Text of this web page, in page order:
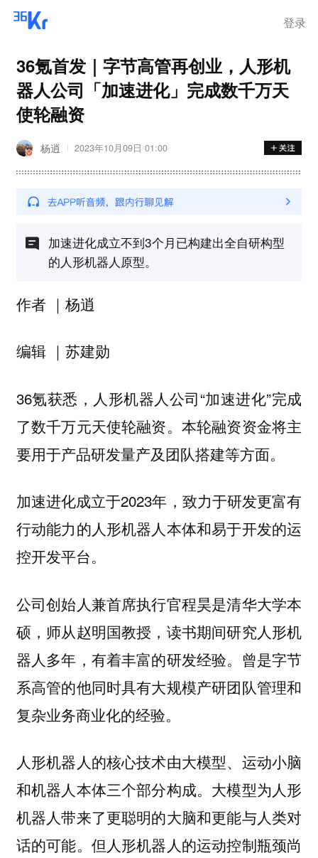
登录
36氪首发｜字节高管再创业，人形机
器人公司「加速进化」完成数千万天
使轮融资
杨逍 2023年10月09日 01:00
加速进化成立不到3个月已构建出全自研构型
的人形机器人原型。
作者 ｜杨逍
编辑 ｜苏建勋
36氪获悉，人形机器人公司“加速进化”完成
了数千万元天使轮融资。本轮融资资金将主
要用于产品研发量产及团队搭建等方面。
加速进化成立于2023年，致力于研发更富有
行动能力的人形机器人本体和易于开发的运
控开发平台。
公司创始人兼首席执行官程昊是清华大学本
硕，师从赵明国教授，读书期间研究人形机
器人多年，有着丰富的研发经验。曾是字节
系高管的他同时具有大规模产研团队管理和
复杂业务商业化的经验。
人形机器人的核心技术由大模型、运动小脑
和机器人本体三个部分构成。大模型为人形
机器人带来了更聪明的大脑和更能与人类对
话的可能。但人形机器人的运动控制瓶颈尚